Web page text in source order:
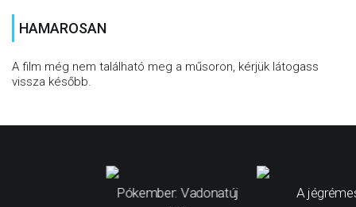
HAMAROSAN
A film még nem található meg a műsoron, kérjük látogass
vissza később.
Pókember: Vadonatúj
A